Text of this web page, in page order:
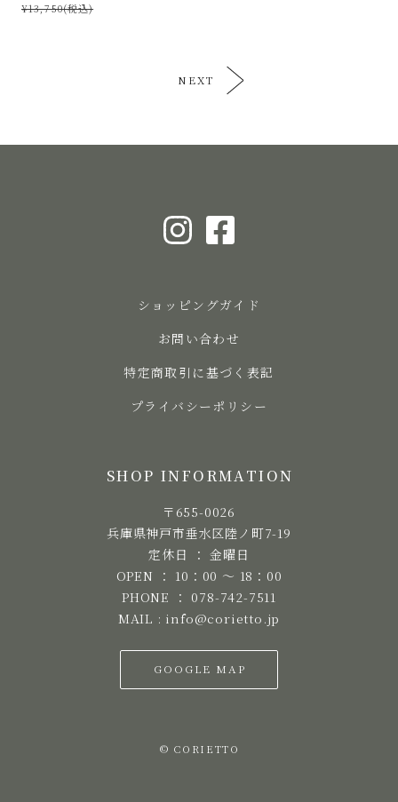
¥13,750(税込)
NEXT
ショッピングガイド
お問い合わせ
特定商取引に基づく表記
プライバシーポリシー
SHOP INFORMATION
〒655-0026
兵庫県神戸市垂水区陸ノ町7-19
定休日 ： 金曜日
OPEN ： 10：00 ～ 18：00
PHONE ： 078-742-7511
MAIL : info@corietto.jp
GOOGLE MAP
© CORIETTO